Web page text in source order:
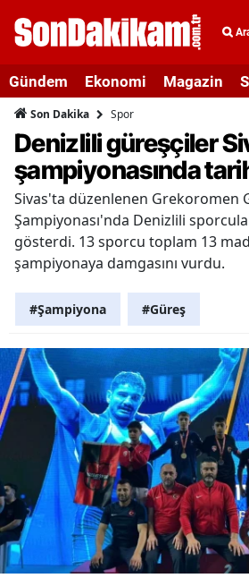
Gündem Ekonomi Magazin
Son Dakika Spor
Denizlili güreşçiler
şampiyonasında
Sivas'ta düzenlenen Grekoromen
Şampiyonası'nda Denizlili
gösterdi. 13 sporcu toplam 13
şampiyonaya damgasını vurdu.
#Şampiyona #Güreş